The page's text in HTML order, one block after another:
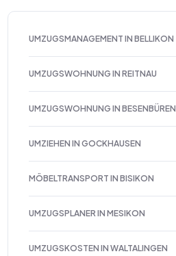
UMZUGSMANAGEMENT IN BELLIKON
UMZUGSWOHNUNG IN REITNAU
UMZUGSWOHNUNG IN BESENBÜREN
UMZIEHEN IN GOCKHAUSEN
MÖBELTRANSPORT IN BISIKON
UMZUGSPLANER IN MESIKON
UMZUGSKOSTEN IN WALTALINGEN